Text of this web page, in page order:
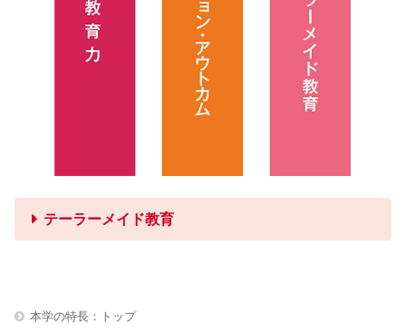
テーラーメイド教育
本学の特長：トップ